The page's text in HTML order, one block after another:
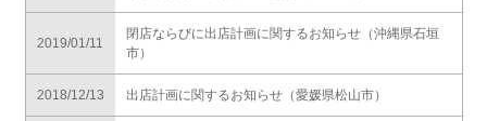
2019/01/11
閉店ならびに出店計画に関するお知らせ（沖縄県石垣
市）
2018/12/13 出店計画に関するお知らせ（愛媛県松山市）